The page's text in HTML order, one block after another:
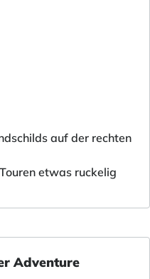
auf der rechten
etwas ruckelig
Adventure